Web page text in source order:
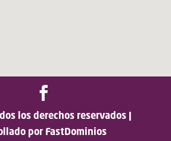
los derechos reservados |
por FastDominios